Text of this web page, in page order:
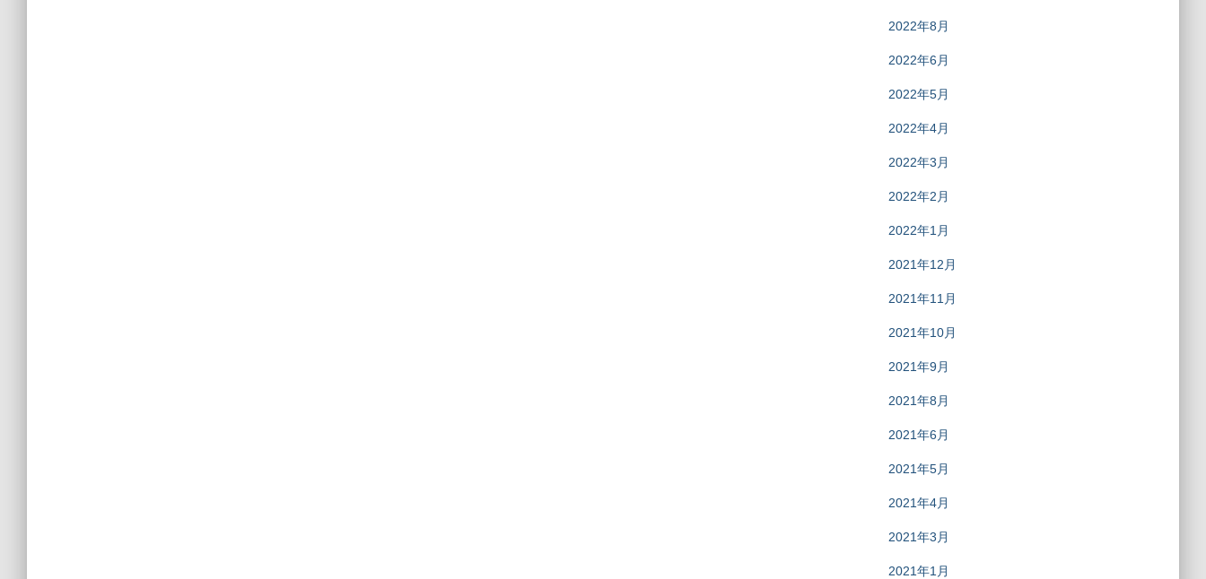
2022年8月
2022年6月
2022年5月
2022年4月
2022年3月
2022年2月
2022年1月
2021年12月
2021年11月
2021年10月
2021年9月
2021年8月
2021年6月
2021年5月
2021年4月
2021年3月
2021年1月